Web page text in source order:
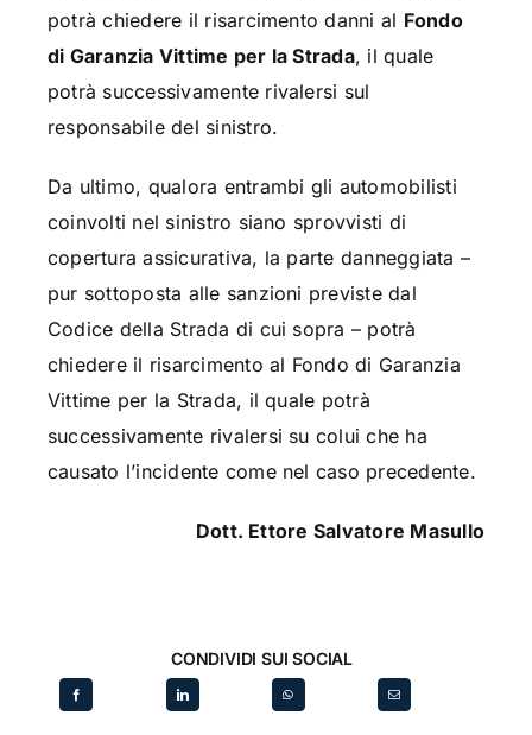
potrà chiedere il risarcimento danni al Fondo
di Garanzia Vittime per la Strada, il quale
potrà successivamente rivalersi sul
responsabile del sinistro.
Da ultimo, qualora entrambi gli automobilisti
coinvolti nel sinistro siano sprovvisti di
copertura assicurativa, la parte danneggiata –
pur sottoposta alle sanzioni previste dal
Codice della Strada di cui sopra – potrà
chiedere il risarcimento al Fondo di Garanzia
Vittime per la Strada, il quale potrà
successivamente rivalersi su colui che ha
causato l’incidente come nel caso precedente.
Dott. Ettore Salvatore Masullo
CONDIVIDI SUI SOCIAL